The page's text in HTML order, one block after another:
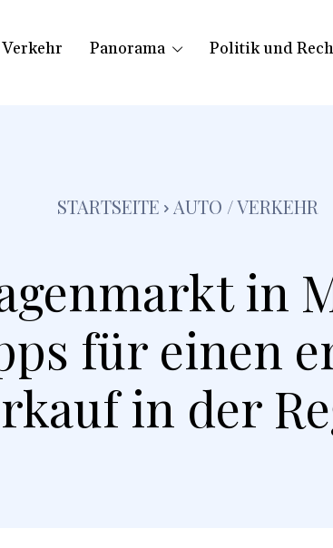
Panorama Politik und
STARTSEITE AUTO / VERKEHR
in
für einen
in der